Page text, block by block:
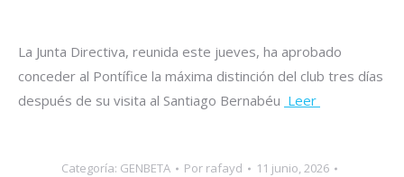
La Junta Directiva, reunida este jueves, ha aprobado
conceder al Pontífice la máxima distinción del club tres días
después de su visita al Santiago Bernabéu Leer
Categoría: GENBETA Por rafayd
11 junio, 2026